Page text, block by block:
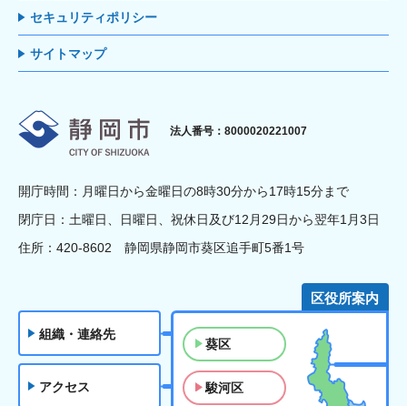
セキュリティポリシー
サイトマップ
静岡市
法人番号：8000020221007
開庁時間：月曜日から金曜日の8時30分から17時15分まで
閉庁日：土曜日、日曜日、祝休日及び12月29日から翌年1月3日
住所：420-8602 静岡県静岡市葵区追手町5番1号
組織・連絡先
アクセス
区役所案内
葵区
駿河区